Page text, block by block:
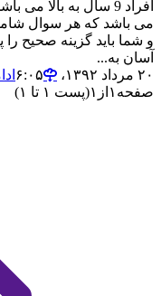
و شما باید گزینه صحیح را
آسان به...
۲۰ مرداد ۱۳۹۲،‏ ۶:۰۵
صفحه ۱ از ۱(پست ۱ تا ۱)